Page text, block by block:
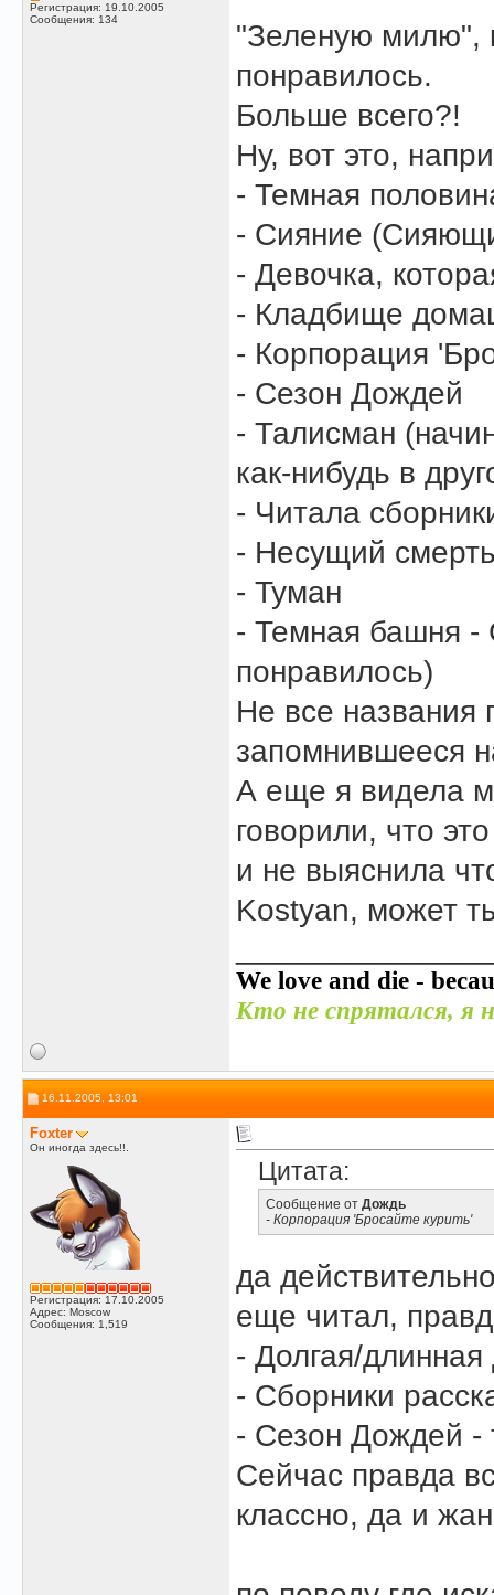
Регистрация: 19.10.2005
Сообщения: 134
"Зеленую милю",
понравилось.
Больше всего?!
Ну, вот это,
- Темная
- Сияние
- Девочка,
- Кладбище
- Корпорация
- Сезон Дождей
- Талисман
как-нибудь в
- Читала
- Несущий
- Туман
- Темная башня -
понравилось)
Не все названия
запомнившееся
А еще я видела
говорили, что
и не выяснила
Kostyan, может
We love and die -
Кто не спрятался, я
16.11.2005, 13:01
Foxter
Он иногда здесь!!.
Регистрация: 17.10.2005
Адрес: Moscow
Сообщения: 1,519
Цитата:
Сообщение от Дождь
- Корпорация 'Бросайте курить'
да
еще читал,
- Долгая/длинная
- Сборники
- Сезон Дождей -
Сейчас правда
классно, да и